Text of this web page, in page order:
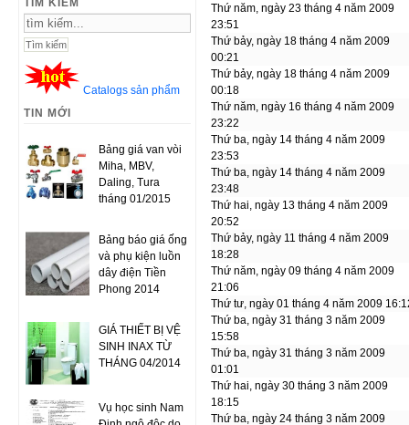
TÌM KIẾM
Catalogs sản phẩm
TIN MỚI
Bảng giá van vòi
Miha, MBV,
Daling, Tura
tháng 01/2015
Bảng báo giá ống
và phụ kiện luồn
dây điện Tiền
Phong 2014
GIÁ THIẾT BỊ VỆ
SINH INAX TỪ
THÁNG 04/2014
Vụ học sinh Nam
Thứ năm, ngày 23 tháng 4 năm 2009
23:51
Thứ bảy, ngày 18 tháng 4 năm 2009
00:21
Thứ bảy, ngày 18 tháng 4 năm 2009
00:18
Thứ năm, ngày 16 tháng 4 năm 2009
23:22
Thứ ba, ngày 14 tháng 4 năm 2009
23:53
Thứ ba, ngày 14 tháng 4 năm 2009
23:48
Thứ hai, ngày 13 tháng 4 năm 2009
20:52
Thứ bảy, ngày 11 tháng 4 năm 2009
18:28
Thứ năm, ngày 09 tháng 4 năm 2009
21:06
Thứ tư, ngày 01 tháng 4 năm 2009
Thứ ba, ngày 31 tháng 3 năm 2009
15:58
Thứ ba, ngày 31 tháng 3 năm 2009
01:01
Thứ hai, ngày 30 tháng 3 năm 2009
18:15
Thứ ba, ngày 24 tháng 3 năm 2009